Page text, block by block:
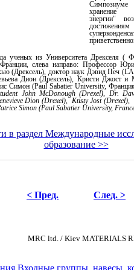
хранение
энергии"
ученых из Университета Дрекселя
слева направо: Профессор
(Дрексель), доктор наук Дэвид Печ
Дион (Дрексель), Кристи Джост
Симон (Paul Sabatier University,
John McDonough (Drexel), Dr.
Dion (Drexel), Ktisty Jost (Drexel),
Simon (Paul Sabatier University,
в раздел Международные
образование >>
< Пред. След. >
MRC ltd. / Kiev MATERIALS
Входные группы, навесы,